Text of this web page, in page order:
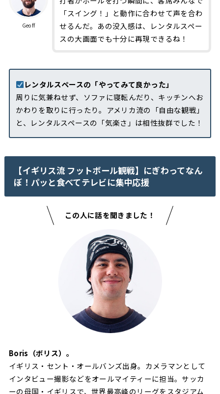
Geoff
「スイング！」と動作に合わせて声を合わ
せるんだ。あの没入感は、レンタルスペー
スの大画面でも十分に再現できるね！
レンタルスペースの「やってみて良かった」
周りに気兼ねせず、ソファに寝転んだり、キッチンへお
かわりを取りに行ったり。アメリカ流の「自由な観戦」
と、レンタルスペースの「気楽さ」は相性抜群でした！
【イギリス流 フットボール観戦】にぎわってなん
ぼ！パッと食べてテレビに集中応援
この人に話を聞きました！
Boris（ボリス）。
イギリス・セント・オールバンズ出身。カメラマンとして
インタビュー撮影などをオールマイティーに担当。サッカ
ーの母国・イギリスで、世界最高峰のリーグをスタジアム